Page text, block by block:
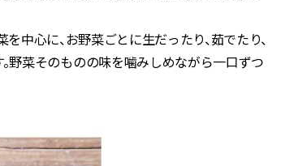
を中心に、お野菜ごとに生だったり、茹でたり、
野菜そのものの味を噛みしめながら一口ずつ